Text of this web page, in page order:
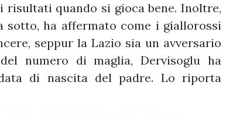
risultati quando si gioca bene. Inoltre,
ha affermato come i giallorossi
seppur la Lazio sia un avversario
numero di maglia, Dervisoglu ha
di nascita del padre. Lo riporta